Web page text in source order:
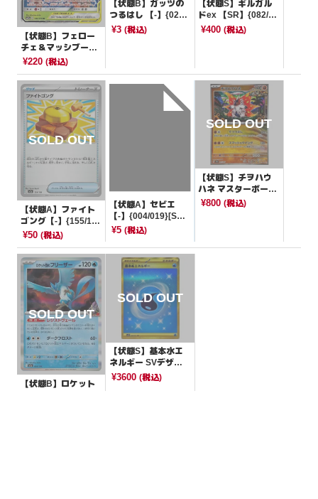
【状態B】フェロー
チェ＆マッシブーン
GX 【RR】{001/17
¥220 (税込)
【状態B】ガッツの
つるはし 【-】{022/
053}[SVHM]
¥3(税込)
【状態S】ギルガル
ドex 【SR】{082/06
6}[SV4M]
¥400 (税込)
【状態A】ファイト
ゴング【-】{155/19
3}[M2a]
¥50 (税込)
【状態A】セビエ
【-】{004/019}[SVJ
P]
¥5(税込)
【状態S】チヲハウ
ハネ マスターボール
ミラー【-】{087/18
¥800 (税込)
【状態B】ロケット
【状態S】基本水エ
ネルギー SVデザイ
ン【UR】{099/071}
¥3600(税込)